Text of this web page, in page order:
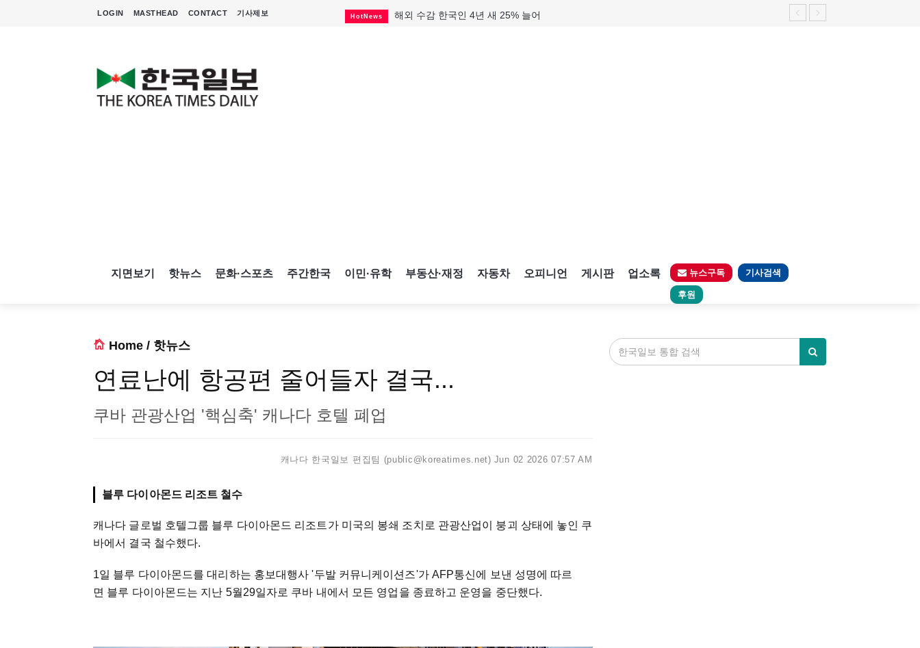
LOGIN MASTHEAD CONTACT 기사제보 HotNews 해외 수감 한국인 4년 새 25% 늘어
지면보기 핫뉴스 문화·스포츠 주간한국 이민·유학 부동산·재정 자동차 오피니언 게시판 업소록 뉴스구독 기사검색
후원
Home / 핫뉴스
연료난에 항공편 줄어들자 결국...
쿠바 관광산업 '핵심축' 캐나다 호텔 폐업
캐나다 한국일보 편집팀 (public@koreatimes.net) Jun 02 2026 07:57 AM
블루 다이아몬드 리조트 철수
캐나다 글로벌 호텔그룹 블루 다이아몬드 리조트가 미국의 봉쇄 조치로 관광산업이 붕괴 상태에 놓인 쿠
바에서 결국 철수했다.
1일 블루 다이아몬드를 대리하는 홍보대행사 '두발 커뮤니케이션즈'가 AFP통신에 보낸 성명에 따르
면 블루 다이아몬드는 지난 5월29일자로 쿠바 내에서 모든 영업을 종료하고 운영을 중단했다.